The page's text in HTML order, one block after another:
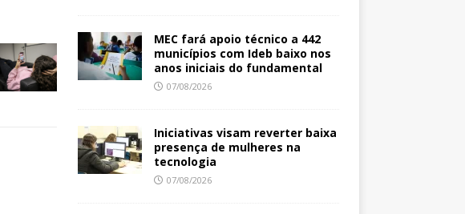
MEC fará apoio técnico a 442
municípios com Ideb baixo nos
anos iniciais do fundamental
07/08/2026
Iniciativas visam reverter baixa
presença de mulheres na
tecnologia
07/08/2026